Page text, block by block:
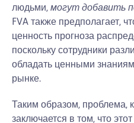
людьми, могут добавить
FVA также предполагает,
ценность прогноза
поскольку сотрудники
обладать ценными
рынке.
Таким образом, проблема,
заключается в том, что